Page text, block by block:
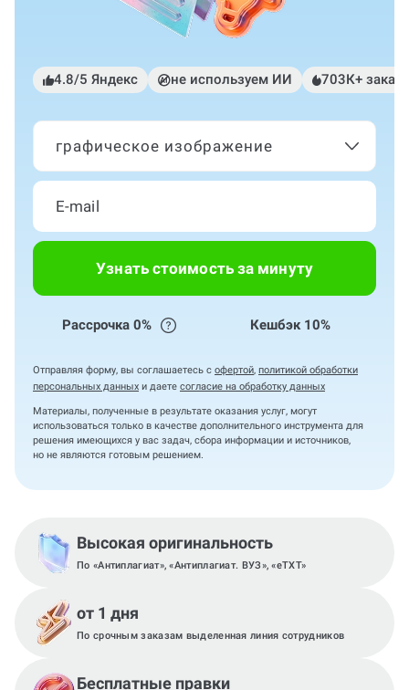
4.8/5 Яндекс не используем ИИ 703К+
графическое изображение
Узнать стоимость за минуту
Рассрочка 0% Кешбэк 10%
Отправляя форму, вы соглашаетесь с офертой, политикой обработки
персональных данных и даете согласие на обработку данных
Материалы, полученные в результате оказания услуг, могут
использоваться только в качестве дополнительного инструмента для
решения имеющихся у вас задач, сбора информации и источников,
но не являются готовым решением.
Высокая оригинальность
По «Антиплагиат», «Антиплагиат. ВУЗ», «eTXT»
от 1 дня
По срочным заказам выделенная линия сотрудников
Бесплатные правки